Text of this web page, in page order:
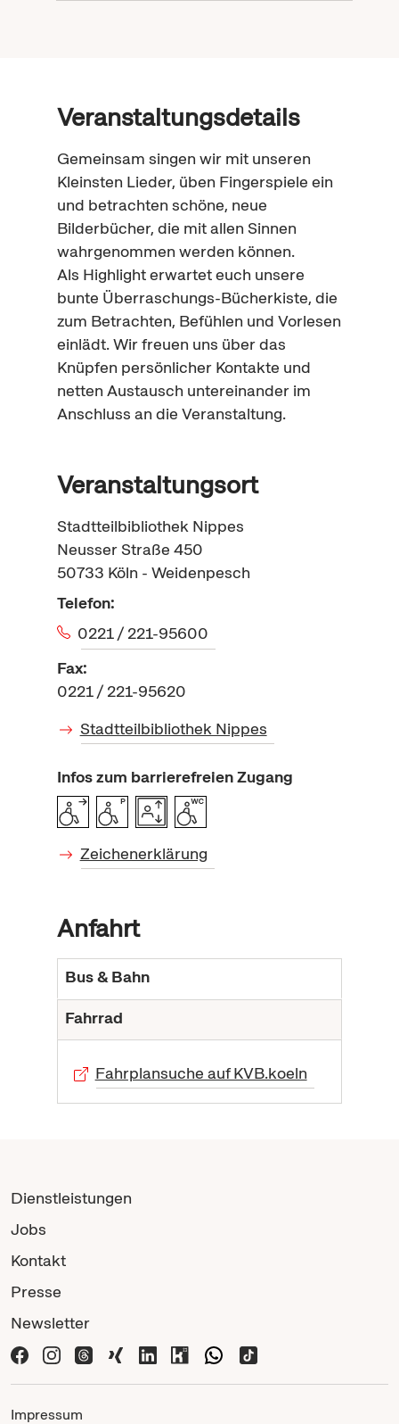
Veranstaltungsdetails
Gemeinsam singen wir mit unseren
Kleinsten Lieder, üben Fingerspiele ein
und betrachten schöne, neue
Bilderbücher, die mit allen Sinnen
wahrgenommen werden können.
Als Highlighterwartet euch unsere
bunte Überraschungs-Bücherkiste, die
zum Betrachten, Befühlen und Vorlesen
einlädt. Wir freuen uns über das
Knüpfen persönlicher Kontakte und
netten Austausch untereinander im
Anschluss an die Veranstaltung.
Veranstaltungsort
Stadtteilbibliothek Nippes
Neusser Straße 450
50733 Köln - Weidenpesch
Telefon:
0221 / 221-95600
Fax:
0221 / 221-95620
Stadtteilbibliothek Nippes
Infos zum barrierefreien Zugang
Zeichenerklärung
Anfahrt
Bus & Bahn
Fahrrad
Fahrplansuche auf KVB.koeln
Dienstleistungen
Jobs
Kontakt
Presse
Newsletter
Impressum